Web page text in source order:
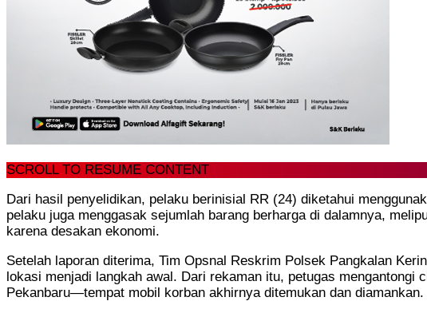
SCROLL TO RESUME CONTENT
Dari hasil penyelidikan, pelaku berinisial RR (24) diketahui
pelaku juga menggasak sejumlah barang berharga di dalamnya,
karena desakan ekonomi.
Setelah laporan diterima, Tim Opsnal Reskrim Polsek Pangkalan
lokasi menjadi langkah awal. Dari rekaman itu, petugas
Pekanbaru—tempat mobil korban akhirnya ditemukan dan diamankan.